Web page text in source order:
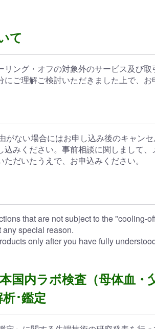
て
ング・オフの対象外のサービス及び
ご理解ご検討いただきました上で、お
ない場合にはお申し込み後のキャン
みください。事前相談に関しまして
だいたうえで、お申込みください。
that are not subject to the "cooling-
special reason.
only after you have fully
国内ラボ検査（母体血
･鑑定